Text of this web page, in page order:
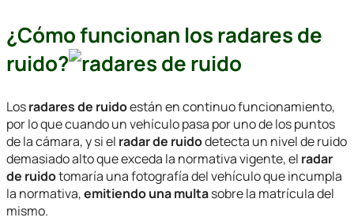
¿Cómo funcionan los radares de
ruido?
Losradares de ruidoestán en continuo funcionamiento,
por lo que cuando un vehículo pasa por uno de los puntos
de la cámara, y si el radar de ruidodetecta un nivel de ruido
demasiado alto que exceda la normativa vigente, el radar
de ruidotomaría una fotografía del vehículo que incumpla
la normativa,emitiendo una multasobre la matrícula del
mismo.